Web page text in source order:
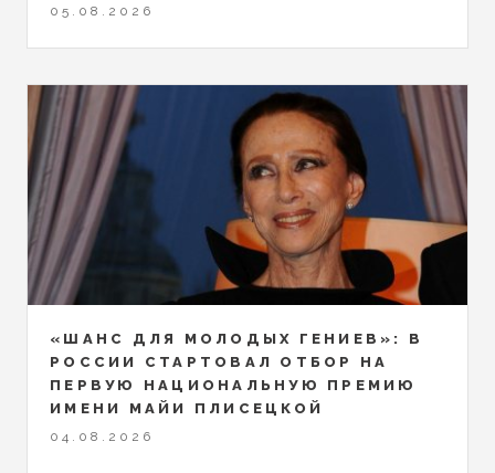
05.08.2026
«ШАНС ДЛЯ МОЛОДЫХ ГЕНИЕВ»: В
РОССИИ СТАРТОВАЛ ОТБОР НА
ПЕРВУЮ НАЦИОНАЛЬНУЮ ПРЕМИЮ
ИМЕНИ МАЙИ ПЛИСЕЦКОЙ
04.08.2026